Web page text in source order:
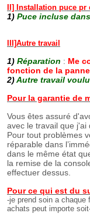
II] Installation puce
1) Puce incluse
III]Autre travail
1) Réparation : Me
fonction de la
2)Autre travail voulu
Pour la garantie de
Vous êtes assuré
avec le travail que j'ai
Pour tout problèmes
réparable dans
dans le même état
la remise de la
effectuer dessus.
Pour ce qui est du
-je prend soin a
achats peut importe